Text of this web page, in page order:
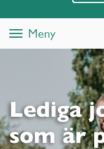
ToggleMeny
Lediga
som är